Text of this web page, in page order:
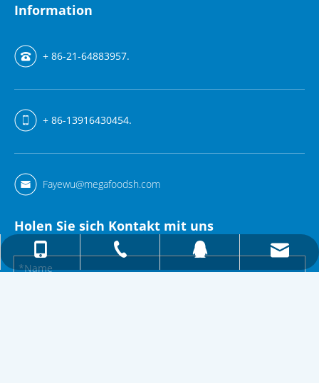
Information
+ 86-21-64883957.
+ 86-13916430454.
Fayewu@megafoodsh.com
+ 86-13916430454.
+ 86-21-64883957.
Fayewu@megafoodsh.com
Holen Sie sich Kontakt mit uns